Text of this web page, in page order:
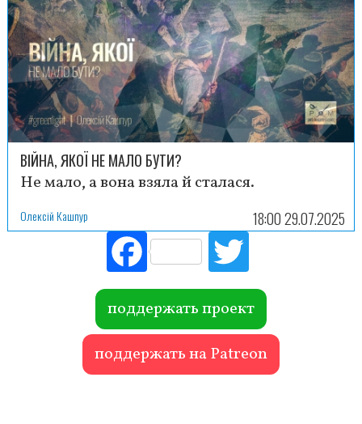
ВІЙНА, ЯКОЇ НЕ МАЛО БУТИ?
Не мало, а вона взяла й сталася.
Олексій Кашпур 18:00 29.07.2025
Fac
ebo
ok r
поддержать проект
поддержать на Patreon